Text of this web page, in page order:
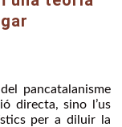
pancatalanisme
directa, sino l’us
per a diluir la